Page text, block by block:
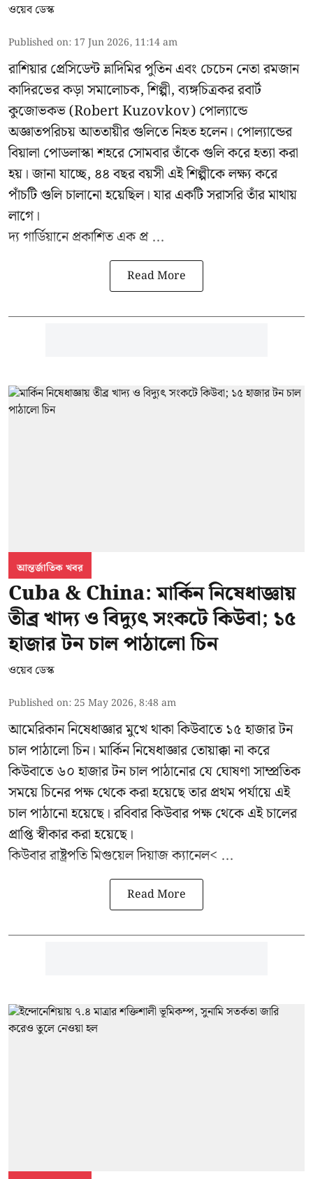
ওয়েব ডেস্ক
Published on: 17 Jun 2026, 11:14 am
রাশিয়ার প্রেসিডেন্ট ভ্লাদিমির পুতিন এবং চেচেন নেতা রমজান
কাদিরভের কড়া সমালোচক, শিল্পী, ব্যঙ্গচিত্রকর রবার্ট
কুজোভকভ (Robert Kuzovkov) পোল্যান্ডে
অজ্ঞাতপরিচয় আততায়ীর গুলিতে নিহত হলেন। পোল্যান্ডের
বিয়ালা পোডলাস্কা শহরে সোমবার তাঁকে গুলি করে হত্যা করা
হয়। জানা যাচ্ছে, ৪৪ বছর বয়সী এই শিল্পীকে লক্ষ্য করে
পাঁচটি গুলি চালানো হয়েছিল। যার একটি সরাসরি তাঁর মাথায়
লাগে।
দ্য গার্ডিয়ানে প্রকাশিত এক প্র ...
Read More
আন্তর্জাতিক খবর
Cuba & China: মার্কিন নিষেধাজ্ঞায়
তীব্র খাদ্য ও বিদ্যুৎ সংকটে কিউবা; ১৫
হাজার টন চাল পাঠালো চিন
ওয়েব ডেস্ক
Published on: 25 May 2026, 8:48 am
আমেরিকান নিষেধাজ্ঞার মুখে থাকা কিউবাতে ১৫ হাজার টন
চাল পাঠালো চিন। মার্কিন নিষেধাজ্ঞার তোয়াক্কা না করে
কিউবাতে ৬০ হাজার টন চাল পাঠানোর যে ঘোষণা সাম্প্রতিক
সময়ে চিনের পক্ষ থেকে করা হয়েছে তার প্রথম পর্যায়ে এই
চাল পাঠানো হয়েছে। রবিবার কিউবার পক্ষ থেকে এই চালের
প্রাপ্তি স্বীকার করা হয়েছে।
কিউবার রাষ্ট্রপতিমিগুয়েল দিয়াজ ক্যানেল< ...
Read More